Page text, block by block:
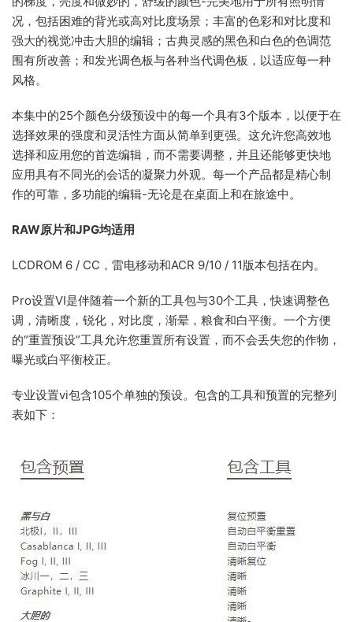
况，包括困难的背光或高对比度场景；丰富的色彩和对比度和
强大的视觉冲击大胆的编辑；古典灵感的黑色和白色的色调范
围有所改善；和发光调色板与各种当代调色板，以适应每一种
风格。
本集中的25个颜色分级预设中的每一个具有3个版本，以便于在
选择效果的强度和灵活性方面从简单到更强。这允许您高效地
选择和应用您的首选编辑，而不需要调整，并且还能够更快地
应用具有不同光的会话的凝聚力外观。每一个产品都是精心制
作的可靠，多功能的编辑-无论是在桌面上和在旅途中。
RAW原片和JPG均适用
LCDROM 6 / CC，雷电移动和ACR 9/10 / 11版本包括在内。
Pro设置VI是伴随着一个新的工具包与30个工具，快速调整色
调，清晰度，锐化，对比度，渐晕，粮食和白平衡。一个方便
的“重置预设”工具允许您重置所有设置，而不会丢失您的作物，
曝光或白平衡校正。
专业设置vi包含105个单独的预设。包含的工具和预置的完整列
表如下：